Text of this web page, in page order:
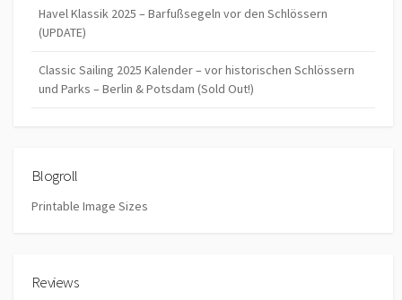
Havel Klassik 2025 – Barfußsegeln vor den Schlössern
(UPDATE)
Classic Sailing 2025 Kalender – vor historischen Schlössern
und Parks – Berlin & Potsdam (Sold Out!)
Blogroll
Printable Image Sizes
Reviews